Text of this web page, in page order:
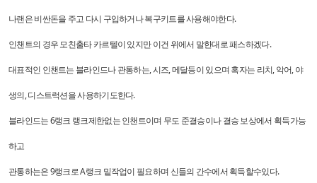
나랜은 비싼돈을 주고 다시 구입하거나 복구키트를 사용해야한다.
인챈트의 경우 모친출타 카르텔이 있지만 이건 위에서 말한대로 패스하겠다.
대표적인 인챈트는 블라인드나 관통하는, 시즈, 메달등이 있으며 혹자는 리치, 악어, 야
생의, 디스트럭션을 사용하기도한다.
블라인드는 6랭크 랭크제한없는 인챈트이며 무도 준결승이나 결승 보상에서 획득가능
하고
관통하는은 9랭크로 A랭크 밑작업이 필요하며 신들의 간수에서 획득할수있다.